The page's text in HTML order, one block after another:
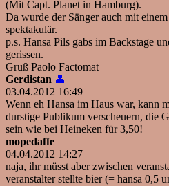
(Mit Capt. Planet in Hamburg).
Da wurde der Sänger auch mit
spektakulär.
p.s. Hansa Pils gabs im Backstage
gerissen.
Gruß Paolo Factomat
Gerdistan 👤
03.04.2012 16:49
Wenn eh Hansa im Haus war, kann
durstige Publikum verscheuern, die
sein wie bei Heineken für 3,50!
mopedaffe
04.04.2012 14:27
naja, ihr müsst aber zwischen
veranstalter stellte bier (= hansa 0,5